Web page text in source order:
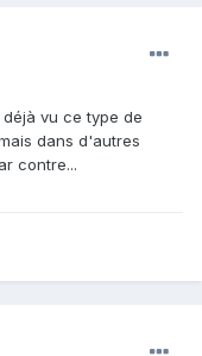
vu ce type de
dans d'autres
contre...